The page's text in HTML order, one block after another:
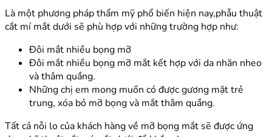
Là một phương pháp thẩm mỹ phổ biến hiện nay,phẫu thuật
cắt mí mắt dưới sẽ phù hợp với những trường hợp như:
Đôi mắt nhiều bọng mỡ
Đôi mắt nhiều bọng mỡ mắt kết hợp với da nhăn nheo
và thâm quầng.
Những chị em mong muốn có được gương mặt trẻ
trung, xóa bỏ mỡ bọng và mắt thâm quầng.
Tất cả nỗi lo của khách hàng về mỡ bọng mắt sẽ được ứng